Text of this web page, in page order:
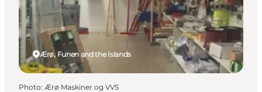
Planifiez votre voyage
Ærø, Funen and the Islands
Photo: Ærø Maskiner og VVS